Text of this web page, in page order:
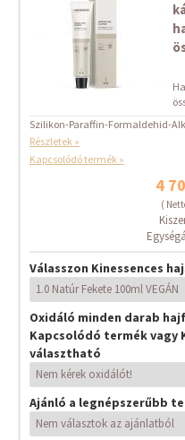
Szilikon-Paraffin-Formaldehid-
Részletek »
Kapcsolódó termék »
4
(
Válasszon Kinessences
Oxidáló minden darab
Kapcsolódó termék vagy
választható
Ajánló a legnépszerűbb